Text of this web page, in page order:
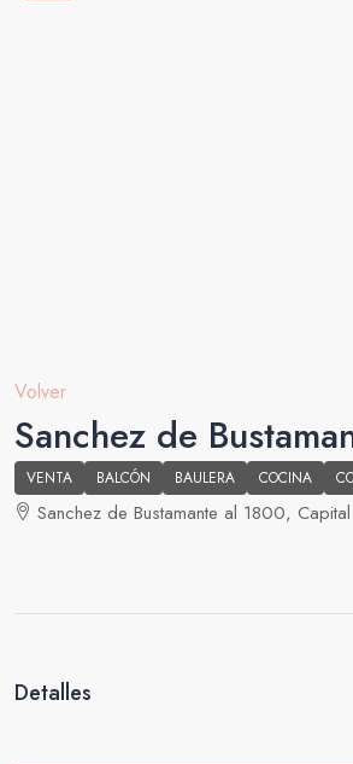
Volver
Sanchez de
VENTA BALCÓN BAULERA COCINA
Sanchez de Bustamante al 1800,
Detalles